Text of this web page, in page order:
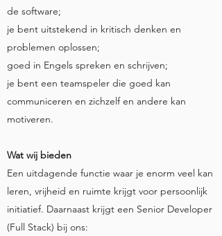
de software;
je bent uitstekend in kritisch denken en
problemen oplossen;
goed in Engels spreken en schrijven;
je bent een teamspeler die goed kan
communiceren en zichzelf en andere kan
motiveren.
Wat wij bieden
Een uitdagende functie waar je enorm veel kan
leren, vrijheid en ruimte krijgt voor persoonlijk
initiatief. Daarnaast krijgt een Senior Developer
(Full Stack) bij ons: